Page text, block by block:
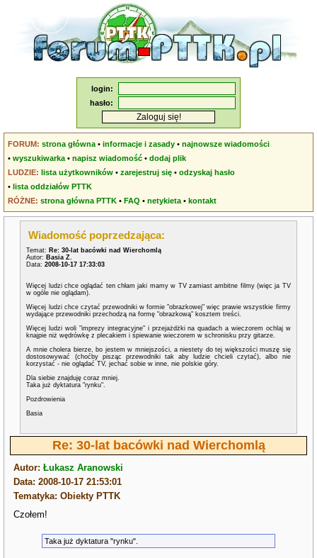
login:
hasło:
FORUM: strona główna •informacje i zasady •najnowsze wiadomości
•wyszukiwarka •napisz wiadomość •dodaj plik
LUDZIE: lista użytkowników •zarejestruj się •odzyskaj hasło
•lista oddziałów PTTK
RÓŻNE: strona główna PTTK •FAQ •netykieta •kontakt
Wiadomość poprzedzająca:
Temat: Re: 30-lat bacówki nad Wierchomlą
Autor: Basia Z.
Data:2008-10-17 17:33:03
Więcej ludzi chce oglądać ten chłam jaki mamy w TV zamiast ambitne filmy (więc ja TV
w ogóle nie oglądam).
Więcej ludzi chce czytać przewodniki w formie "obrazkowej" więc prawie wszystkie firmy
wydające przewodniki przechodzą na formę "obrazkową" kosztem treści.
Więcej ludzi woli "imprezy integracyjne" i przejażdżki na quadach a wieczorem ochlaj w
knajpie niż wędrówkę z plecakiem i śpiewanie wieczorem w schronisku przy gitarze.
A mnie cholera bierze, bo jestem w mniejszości, a niestety do tej większości muszę się
dostosowywać (choćby pisząc przewodniki tak aby ludzie chcieli czytać), albo nie
korzystać - nie oglądać TV, jechać sobie w inne, nie polskie góry.
Dla siebie znajduję coraz mniej.
Taka już dyktatura "rynku".
Pozdrowienia
Basia
Re: 30-lat bacówki nad Wierchomlą
Autor:Łukasz Aranowski
Data: 2008-10-17 21:53:01
Tematyka: Obiekty PTTK
Czołem!
Taka już dyktatura "rynku".